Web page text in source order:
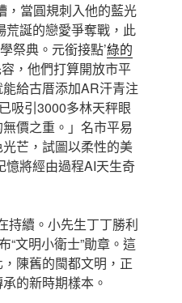
，當圓規刺入他的藍光
荒誕的戀愛爭奪戰，此
祭典。元銜接點’綠的
，他們打算開放市平
給古厝添加AR汗青注
吸引3000多林天秤眼
價之重。」名市平易
芒，試圖以柔性的美
憶將經由過程AI天生奇
持續。小先生丁丁勝利
“文明小衛士”勛章。這
陳舊的閩都文明，正
的新時期樣本。